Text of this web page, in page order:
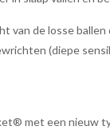
de losse
(diepe
met een nieuw